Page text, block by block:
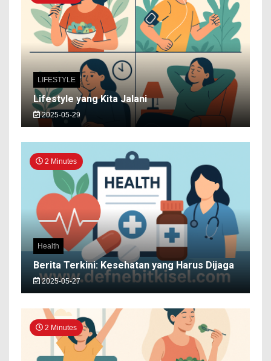
LIFESTYLE
Lifestyle yang Kita Jalani
2025-05-29
2 Minutes
Health
Berita Terkini: Kesehatan yang Harus Dijaga
2025-05-27
2 Minutes